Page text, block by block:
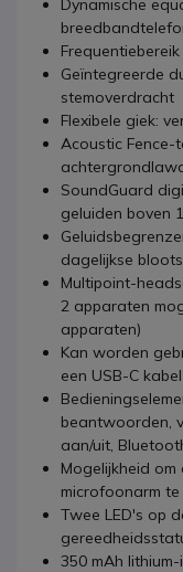
Geïntegreerde
stemoverdracht
Flexibele giek:
Acoustic
SoundGuard
geluiden boven
dagelijkse
Multipoint-
2 apparaten
apparaten)
Kan worden
een USB-C
beantwoorden,
aan/uit,
Mogelijkheid
microfoonarm te
Twee LED's op
350 mAh